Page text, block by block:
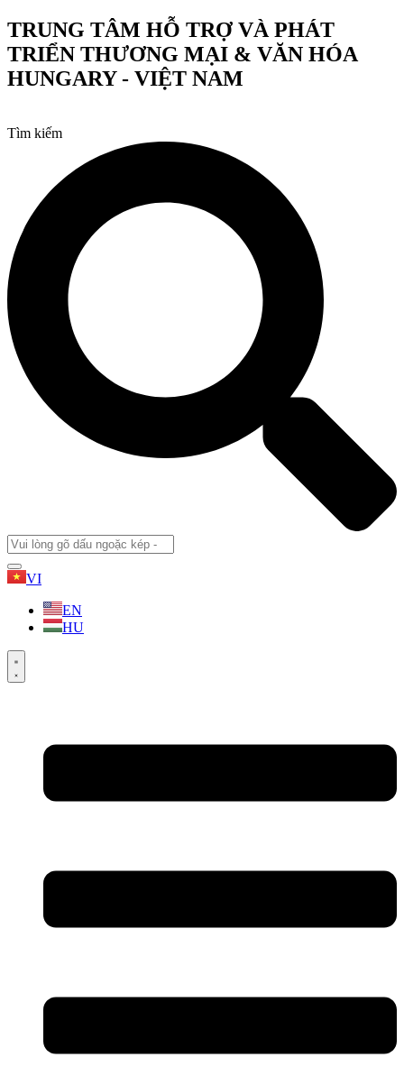
Chuyển
đến
nội
dung
TRUNG TÂM HỖ TRỢ VÀ PHÁT
TRIỂN THƯƠNG MẠI & VĂN HÓA
HUNGARY - VIỆT NAM
Tìm kiếm
VI
EN
HU